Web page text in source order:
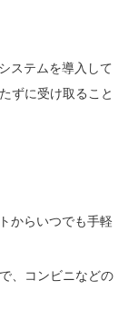
ステムを導入して
ずに受け取ること
からいつでも手軽
、コンビニなどの